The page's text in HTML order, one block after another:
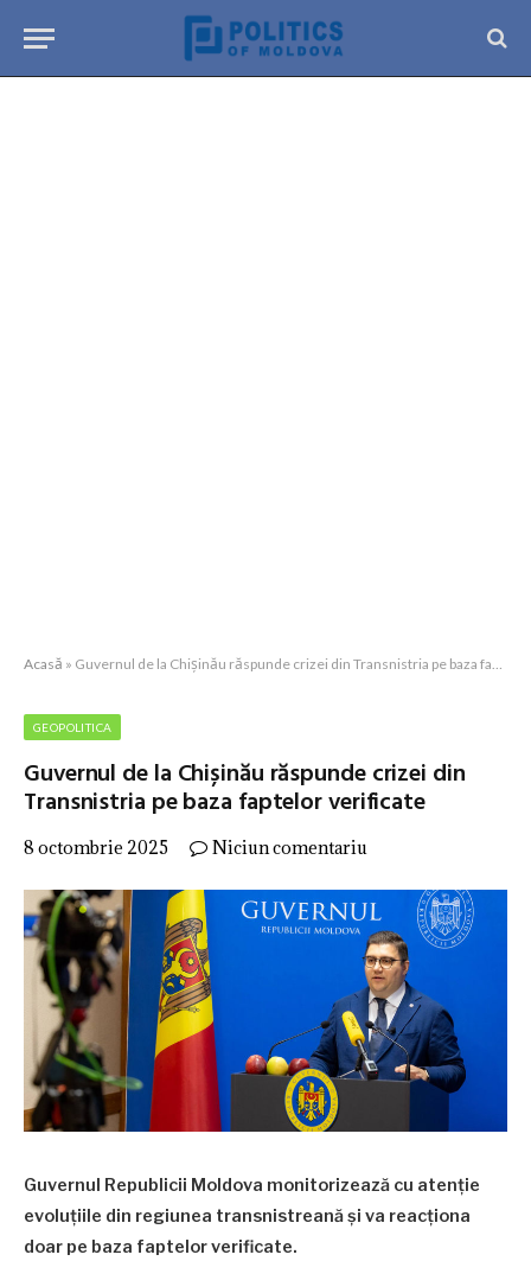
Acasă » Guvernul de la Chișinău răspunde crizei din Transnistria pe baza faptelor verificate
GEOPOLITICA
Guvernul de la Chișinău răspunde crizei din
Transnistria pe baza faptelor verificate
8 octombrie 2025 Niciun comentariu
Guvernul Republicii Moldova monitorizează cu atenție
evoluțiile din regiunea transnistreană și va reacționa
doar pe baza faptelor verificate.